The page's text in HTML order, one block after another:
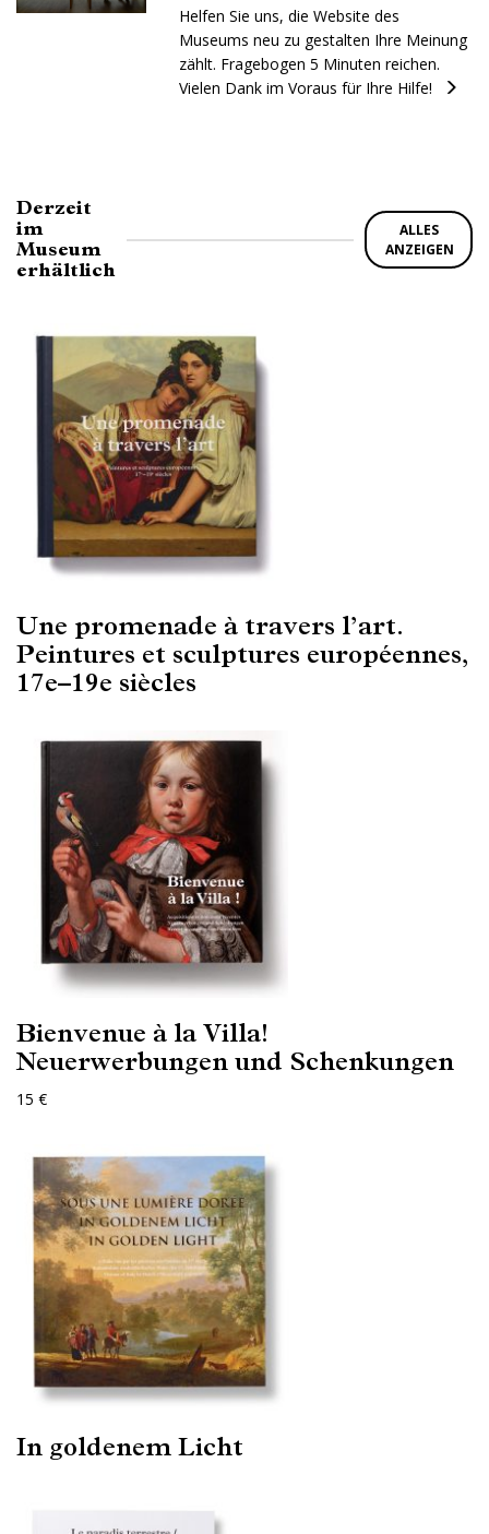
Helfen Sie uns, die Website des
Museums neu zu gestalten Ihre Meinung
zählt. Fragebogen 5 Minuten reichen.
Vielen Dank im Voraus für Ihre Hilfe!
Derzeit
im
Museum
erhältlich
ALLES
ANZEIGEN
Une promenade à travers l’art.
Peintures et sculptures européennes,
17e–19e siècles
Bienvenue à la Villa!
Neuerwerbungen und Schenkungen
15 €
In goldenem Licht